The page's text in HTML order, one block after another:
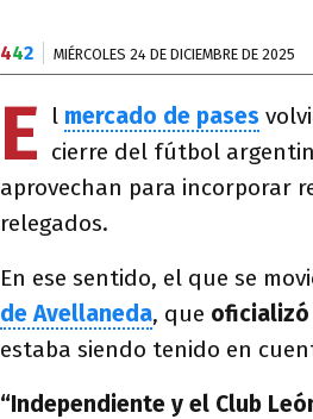
442 MIÉRCOLES 24 DE DICIEMBRE DE 2025
E l mercado de pases
cierre del fútbol
aprovechan para incorporar
relegados.
En ese sentido, el que se
de Avellaneda, que oficializó
estaba siendo tenido en
“Independiente y el Club